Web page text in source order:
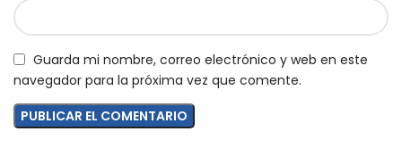
Guarda mi nombre, correo electrónico y web en este
navegador para la próxima vez que comente.